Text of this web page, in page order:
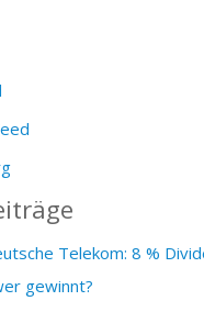
Telekom: 8 %
gewinnt?